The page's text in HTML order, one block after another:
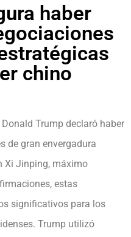
haber
chino
Trump declaró haber
de gran envergadura
Xi Jinping, máximo
estas
significativos para los
Trump utilizó